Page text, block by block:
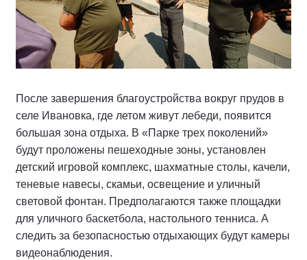
После завершения благоустройства вокруг прудов в
селе Ивановка, где летом живут лебеди, появится
большая зона отдыха. В «Парке трех поколений»
будут проложены пешеходные зоны, установлен
детский игровой комплекс, шахматные столы, качели,
теневые навесы, скамьи, освещение и уличный
световой фонтан. Предполагаются также площадки
для уличного баскетбола, настольного тенниса. А
следить за безопасностью отдыхающих будут камеры
видеонаблюдения.